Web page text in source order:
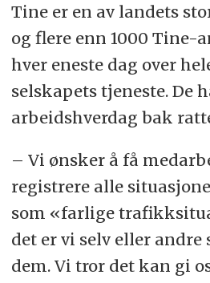
Tine er en av landets
og flere enn 1000 Tine-
hver eneste dag over
selskapets tjeneste. De
arbeidshverdag bak
– Vi ønsker å få
registrere alle
som «farlige
det er vi selv eller
dem. Vi tror det kan gi